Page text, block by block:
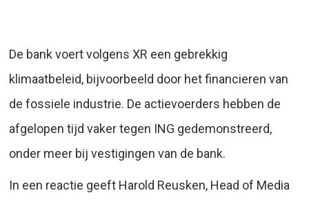
De bank voert volgens XR een gebrekkig
klimaatbeleid, bijvoorbeeld door het financieren van
de fossiele industrie. De actievoerders hebben de
afgelopen tijd vaker tegen ING gedemonstreerd,
onder meer bij vestigingen van de bank.
In een reactie geeft Harold Reusken, Head of Media